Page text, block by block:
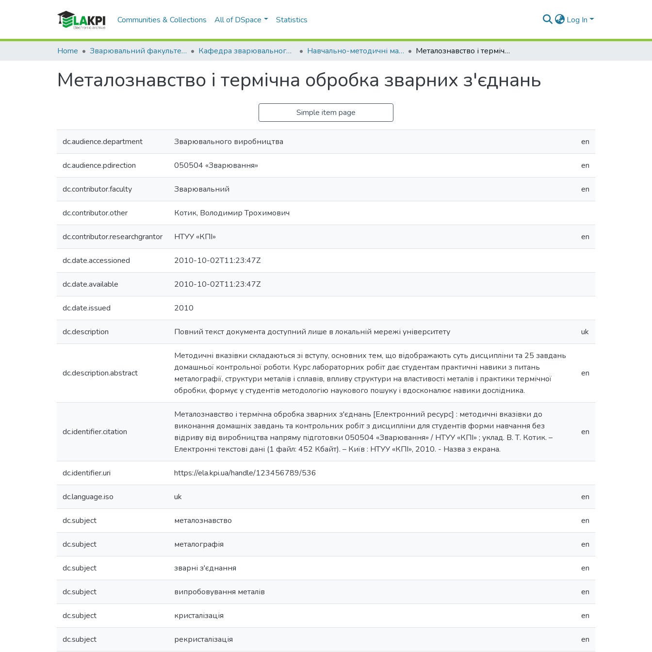
Communities & Collections All of DSpace Statistics Log In
Home Зварювальний факультет (ЗФ) Кафедра зварювального виробництва (ЗВ ЗФ) Навчально-методичні матеріали (ЗВ ЗФ) Металознавство і термічна обробка зварних з'єднань
Металознавство і термічна обробка зварних з'єднань
Simple item page
dc.audience.department Зварювального виробництва en
dc.audience.pdirection 050504 «Зварювання» en
dc.contributor.faculty Зварювальний en
dc.contributor.other Котик, Володимир Трохимович
dc.contributor.researchgrantor НТУУ «КПІ» en
dc.date.accessioned 2010-10-02T11:23:47Z
dc.date.available 2010-10-02T11:23:47Z
dc.date.issued 2010
dc.description Повний текст документа доступний лише в локальній мережі університету uk
dc.description.abstract
Методичні вказівки складаються зі вступу, основних тем, що відображають суть дисципліни та 25 завдань
домашньої контрольної роботи. Курс лабораторних робіт дає студентам практичні навики з питань
металографії, структури металів і сплавів, впливу структури на властивості металів і практики термічної
обробки, формує у студентів методологію наукового пошуку і вдосконалює навики дослідника.
en
dc.identifier.citation
Металознавство і термічна обробка зварних з'єднань [Електронний ресурс] : методичні вказівки до
виконання домашніх завдань та контрольних робіт з дисципліни для студентів форми навчання без
відриву від виробництва напряму підготовки 050504 «Зварювання» / НТУУ «КПІ» ; уклад. В. Т. Котик. –
Електронні текстові дані (1 файл: 452 Кбайт). – Київ : НТУУ «КПІ», 2010. - Назва з екрана.
en
dc.identifier.uri https://ela.kpi.ua/handle/123456789/536
dc.language.iso uk en
dc.subject металознавство en
dc.subject металографія en
dc.subject зварні з'єднання en
dc.subject випробовування металів en
dc.subject кристалізація en
dc.subject рекристалізація en